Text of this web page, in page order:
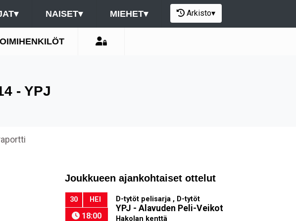
▾ NAISET▾ MIEHET▾ Arkisto▾
- YPJ
Joukkueen ajankohtaiset ottelut
30 HEI
18:00
D-tytöt pelisarja , D-tytöt
YPJ - Alavuden Peli-Veikot
Hakolan kenttä